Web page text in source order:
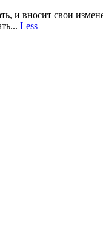
и вносит свои
Less